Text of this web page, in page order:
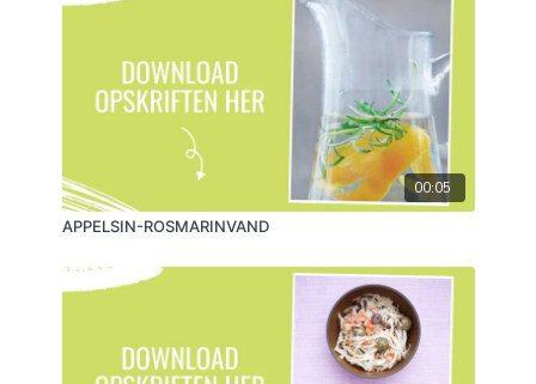
der er meget nemmere at fordøje. Nogle personer
med mælkeoverfølsomhed eller -intolerance kan godt
klare mindre mængder af sådan en hjemmelavet
yoghurt.
00:05
APPELSIN-ROSMARINVAND